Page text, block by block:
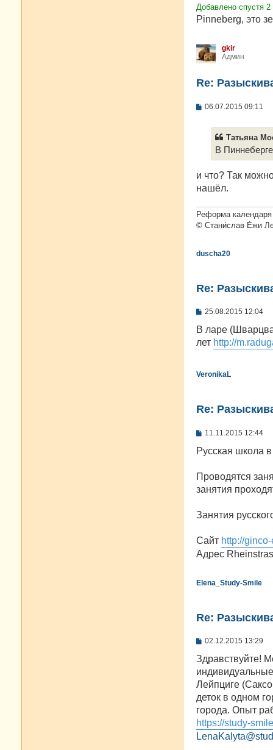
е
н
и
Добавлено спустя
Pinneberg, это
gkir
Админ
Re:
С
е
06.07.2015 09:11
Татьяна
В
и что? Так
нашёл.
Реформа
© Стани́слав Е́жи
duscha20
Re:
С
щ
и
е
25.08.2015 12:04
В ларе
лет http://
VeronikaL
Re:
С
о
б
е
н
и
11.11.2015 12:44
Русская школа
Проводятся
занятия
Занятия
Сайт http://
Адрес
Elena_Study-Smile
Re:
С
о
б
щ
е
и
е
02.12.2015 13:29
Здравствуйте!
Лейпциге
деток в одном
города. Опыт
https://study-